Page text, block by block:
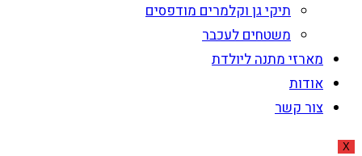
תיקי גן וקלמרים מודפסים
משטחים לעכבר
מארזי מתנה ליולדת
אודות
צור קשר
X